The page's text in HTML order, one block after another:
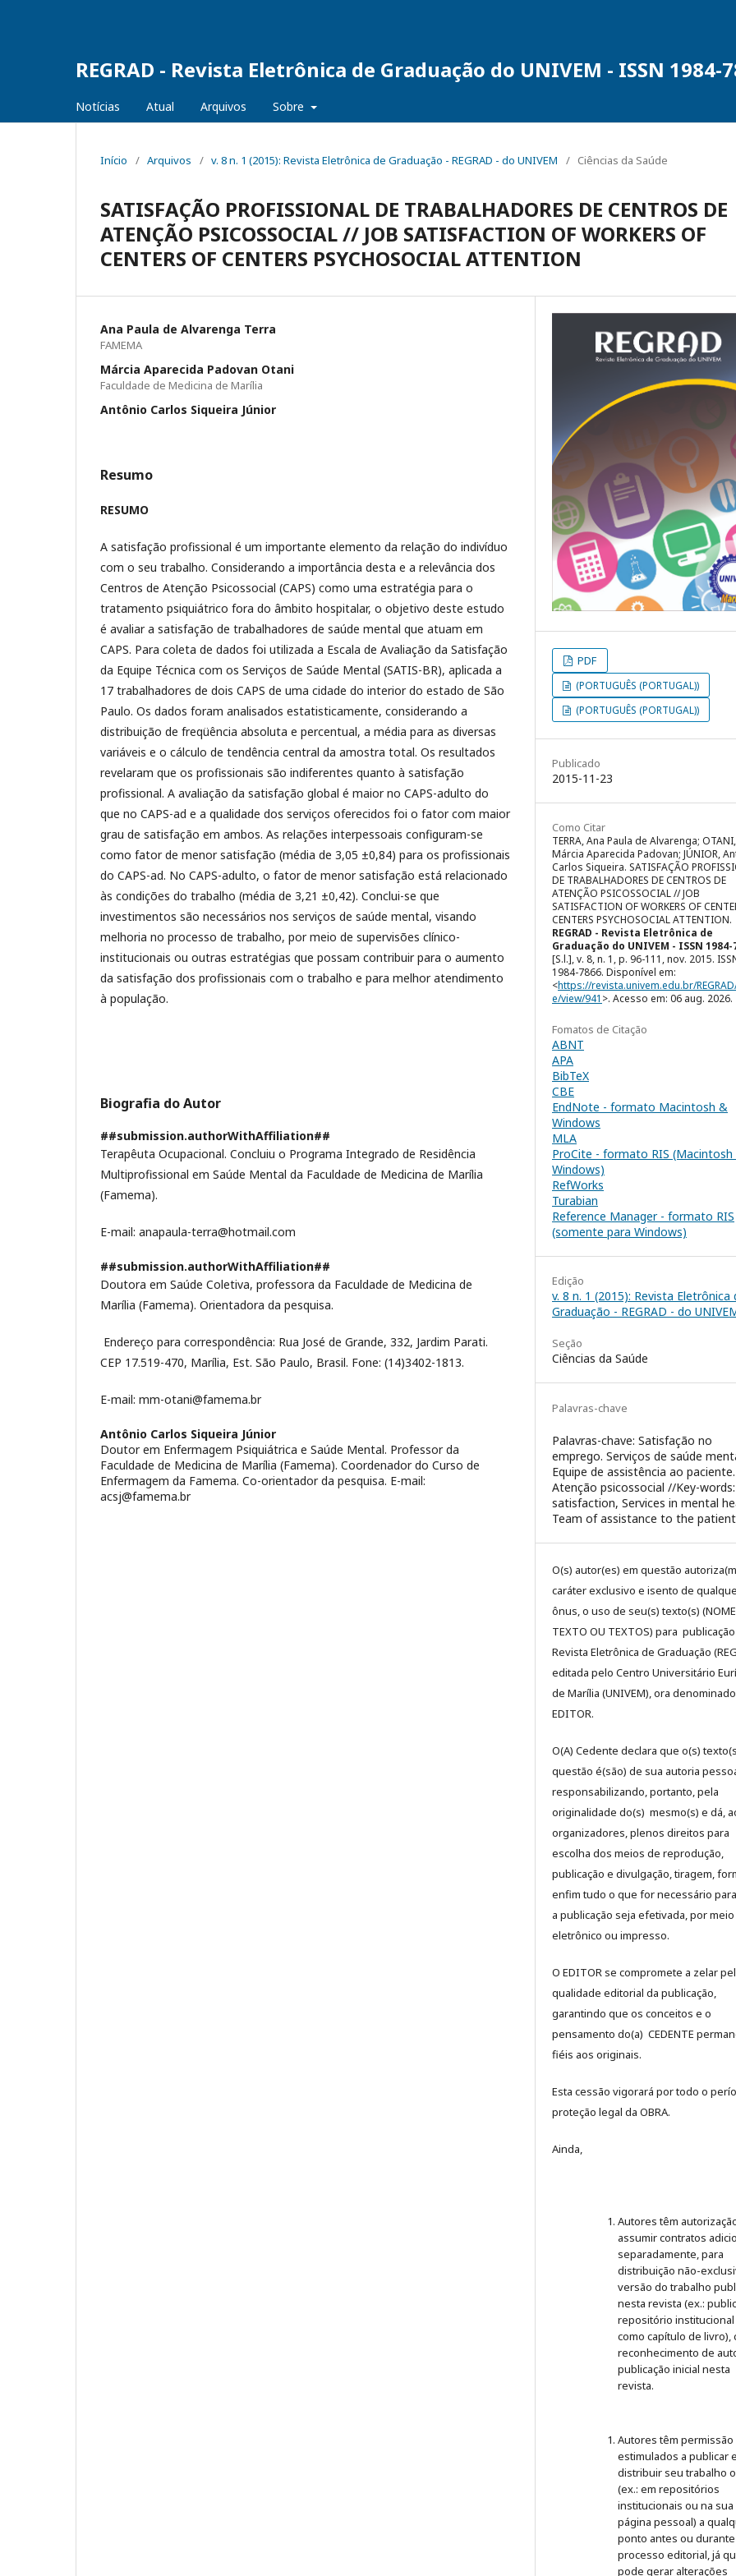
REGRAD - Revista Eletrônica de Graduação do UNIVEM - ISSN 1984-
Notícias Atual Arquivos Sobre
Início / Arquivos / v. 8 n. 1 (2015): Revista Eletrônica de Graduação - REGRAD - do UNIVEM / Ciências da Saúde
SATISFAÇÃO PROFISSIONAL DE TRABALHADORES DE CENTROS DE
ATENÇÃO PSICOSSOCIAL // JOB SATISFACTION OF WORKERS OF
CENTERS OF CENTERS PSYCHOSOCIAL ATTENTION
Ana Paula de Alvarenga Terra
FAMEMA
Márcia Aparecida Padovan Otani
Faculdade de Medicina de Marília
Antônio Carlos Siqueira Júnior
Resumo
RESUMO
A satisfação profissional é um importante elemento da relação do indivíduo
com o seu trabalho. Considerando a importância desta e a relevância dos
Centros de Atenção Psicossocial (CAPS) como uma estratégia para o
tratamento psiquiátrico fora do âmbito hospitalar, o objetivo deste estudo
é avaliar a satisfação de trabalhadores de saúde mental que atuam em
CAPS. Para coleta de dados foi utilizada a Escala de Avaliação da Satisfação
da Equipe Técnica com os Serviços de Saúde Mental (SATIS-BR), aplicada a
17 trabalhadores de dois CAPS de uma cidade do interior do estado de São
Paulo. Os dados foram analisados estatisticamente, considerando a
distribuição de freqüência absoluta e percentual, a média para as diversas
variáveis e o cálculo de tendência central da amostra total. Os resultados
revelaram que os profissionais são indiferentes quanto à satisfação
profissional. A avaliação da satisfação global é maior no CAPS-adulto do
que no CAPS-ad e a qualidade dos serviços oferecidos foi o fator com maior
grau de satisfação em ambos. As relações interpessoais configuram-se
como fator de menor satisfação (média de 3,05 ±0,84) para os profissionais
do CAPS-ad. No CAPS-adulto, o fator de menor satisfação está relacionado
às condições do trabalho (média de 3,21 ±0,42). Conclui-se que
investimentos são necessários nos serviços de saúde mental, visando
melhoria no processo de trabalho, por meio de supervisões clínico-
institucionais ou outras estratégias que possam contribuir para o aumento
da satisfação dos profissionais com o trabalho e para melhor atendimento
à população.
Biografia do Autor
##submission.authorWithAffiliation##
Terapêuta Ocupacional. Concluiu o Programa Integrado de Residência
Multiprofissional em Saúde Mental da Faculdade de Medicina de Marília
(Famema).
E-mail: anapaula-terra@hotmail.com
##submission.authorWithAffiliation##
Doutora em Saúde Coletiva, professora da Faculdade de Medicina de
Marília (Famema). Orientadora da pesquisa.
Endereço para correspondência: Rua José de Grande, 332, Jardim Parati.
CEP 17.519-470, Marília, Est. São Paulo, Brasil. Fone: (14)3402-1813.
E-mail: mm-otani@famema.br
Antônio Carlos Siqueira Júnior
Doutor em Enfermagem Psiquiátrica e Saúde Mental. Professor da
Faculdade de Medicina de Marília (Famema). Coordenador do Curso de
Enfermagem da Famema. Co-orientador da pesquisa. E-mail:
acsj@famema.br
PDF
(PORTUGUÊS (PORTUGAL))
(PORTUGUÊS (PORTUGAL))
Publicado
2015-11-23
Como Citar
TERRA, Ana Paula de Alvarenga; OTANI,
Márcia Aparecida Padovan; JÚNIOR,
Carlos Siqueira. SATISFAÇÃO
DE TRABALHADORES DE CENTROS DE
ATENÇÃO PSICOSSOCIAL // JOB
SATISFACTION OF WORKERS OF
CENTERS PSYCHOSOCIAL ATTENTION.
REGRAD - Revista Eletrônica de
Graduação do UNIVEM - ISSN 1984-
[S.l.], v. 8, n. 1, p. 96-111, nov. 2015.
1984-7866. Disponível em:
<https://revista.univem.edu.br/
e/view/941 >. Acesso em: 06 aug. 2026.
Fomatos de Citação
ABNT
APA
BibTeX
CBE
EndNote - formato Macintosh &
Windows
MLA
ProCite - formato RIS
Windows)
RefWorks
Turabian
Reference Manager - formato RIS
(somente para Windows)
Edição
v. 8 n. 1 (2015): Revista Eletrônica
Graduação - REGRAD - do
Seção
Ciências da Saúde
Palavras-chave
Palavras-chave: Satisfação no
emprego. Serviços de saúde
Equipe de assistência ao paciente.
Atenção psicossocial //Key-words:
satisfaction, Services in mental
Team of assistance to the
O(s) autor(es) em questão
caráter exclusivo e isento de
ônus, o uso de seu(s) texto(s)
TEXTO OU TEXTOS) para
Revista Eletrônica de Graduação
editada pelo Centro Universitário
de Marília (UNIVEM), ora denominado
EDITOR.
O(A) Cedente declara que o(s)
questão é(são) de sua autoria
responsabilizando, portanto, pela
originalidade do(s) mesmo(s) e dá,
organizadores, plenos direitos para
escolha dos meios de reprodução,
publicação e divulgação, tiragem,
enfim tudo o que for necessário
a publicação seja efetivada, por meio
eletrônico ou impresso.
O EDITOR se compromete a zelar
qualidade editorial da publicação,
garantindo que os conceitos e o
pensamento do(a) CEDENTE
fiéis aos originais.
Esta cessão vigorará por todo o
proteção legal da OBRA.
Ainda,
Autores têm
assumir contratos
separadamente, para
distribuição não-
versão do trabalho
nesta revista (ex.:
repositório institucional
como capítulo de livro),
reconhecimento de
publicação inicial nesta
revista.
Autores têm permissão
estimulados a publicar e
distribuir seu trabalho
(ex.: em repositórios
institucionais ou na sua
página pessoal) a
ponto antes ou
processo editorial, já
pode gerar alterações